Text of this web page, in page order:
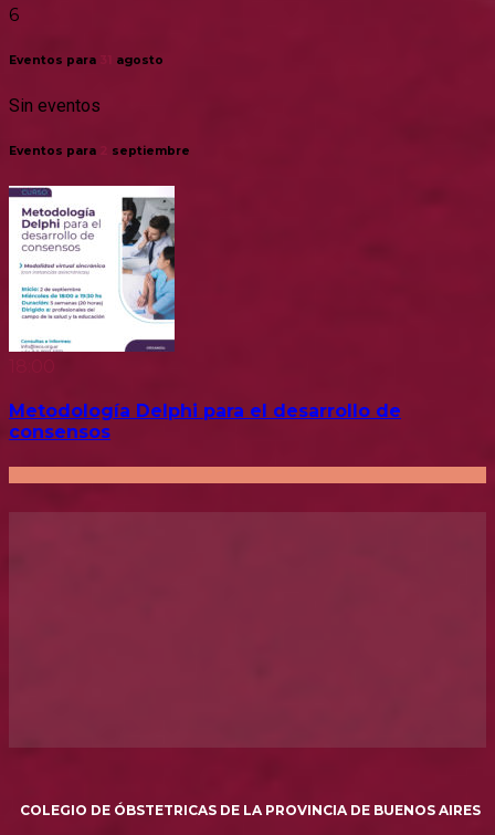
6
Eventos para agosto
Sin eventos
Eventos para septiembre
Metodología Delphi para el desarrollo de
consensos
COLEGIO DE ÓBSTETRICAS DE LA PROVINCIA DE BUENOS AIRES